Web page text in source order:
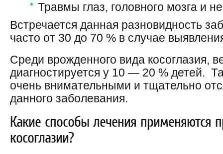
Травмы глаз, головного мозга и
Встречается данная разновидность
часто от 30 до 70 % в случае
Среди врожденного вида косоглазия,
диагностируется у 10 — 20 % детей.
очень внимательными и тщательно
данного заболевания.
Какие способы лечения применяются
косоглазии?